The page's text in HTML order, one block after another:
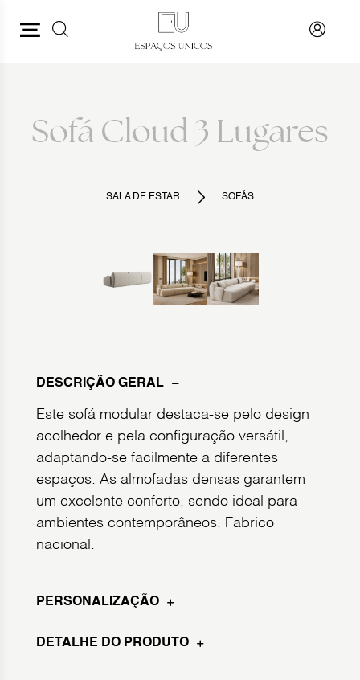
Sofá Cloud 3 Lugares
SALA DE ESTAR SOFÁS
DESCRIÇÃO GERAL
Este sofá modular destaca-se pelo design
acolhedor e pela configuração versátil,
adaptando-se facilmente a diferentes
espaços. As almofadas densas garantem
um excelente conforto, sendo ideal para
ambientes contemporâneos. Fabrico
nacional.
PERSONALIZAÇÃO
DETALHE DO PRODUTO
PESQUISAR